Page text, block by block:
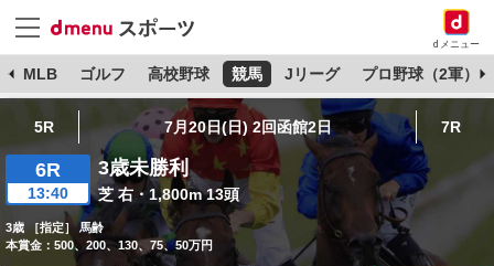
dメニュー
MLB ゴルフ 高校野球 競馬 Jリーグ プロ野球（2軍）
5R 7月20日(日) 2回函館2日 7R
6R
13:40
3歳未勝利
芝 右・1,800m 13頭
3歳 ［指定］ 馬齢
本賞金：500、200、130、75、50万円